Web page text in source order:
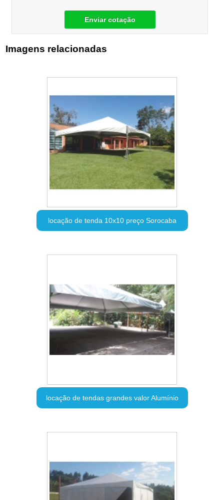
Enviar cotação
Imagens relacionadas
locação de tenda 10x10 preço Sorocaba
locação de tendas grandes valor Alumínio